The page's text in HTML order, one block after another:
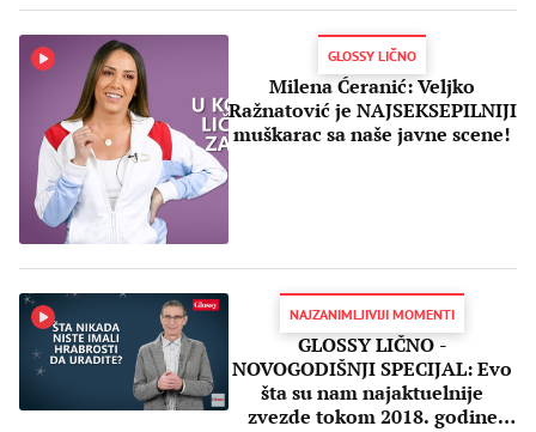
GLOSSY LIČNO
Milena Ćeranić: Veljko
Ražnatović je NAJSEKSEPILNIJI
muškarac sa naše javne scene!
NAJZANIMLJIVIJI MOMENTI
GLOSSY LIČNO -
NOVOGODIŠNJI SPECIJAL: Evo
šta su nam najaktuelnije
zvezde tokom 2018. godine